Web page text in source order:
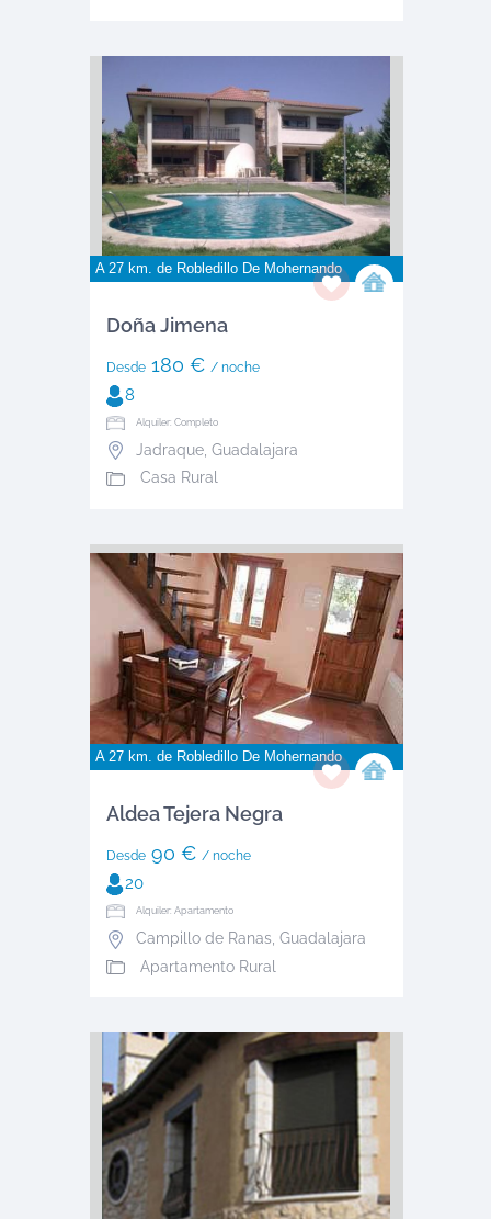
A 27 km. de Robledillo De Mohernando
Doña Jimena
Desde180 € / noche
8
Alquiler: Completo
Jadraque, Guadalajara
Casa Rural
A 27 km. de Robledillo De Mohernando
Aldea Tejera Negra
Desde90 € / noche
20
Alquiler: Apartamento
Campillo de Ranas, Guadalajara
Apartamento Rural